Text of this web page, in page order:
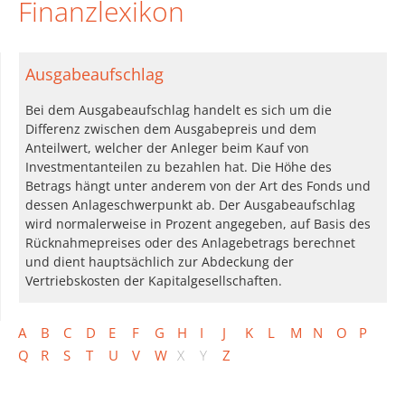
Finanzlexikon
A B C D E F G H I J K L M N O
P
Q
R S T U V W X Y Z
Ausgabeaufschlag
Bei dem Ausgabeaufschlag handelt es sich um die
Differenz zwischen dem Ausgabepreis und dem
Anteilwert, welcher der Anleger beim Kauf von
Investmentanteilen zu bezahlen hat. Die Höhe des
Betrags hängt unter anderem von der Art des Fonds und
dessen Anlageschwerpunkt ab. Der Ausgabeaufschlag
wird normalerweise in Prozent angegeben, auf Basis des
Rücknahmepreises oder des Anlagebetrags berechnet
und dient hauptsächlich zur Abdeckung der
Vertriebskosten der Kapitalgesellschaften.